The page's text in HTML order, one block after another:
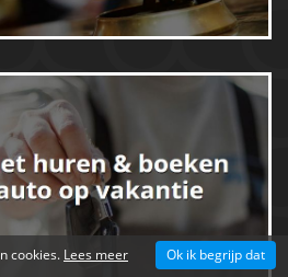
cookies. Lees meer Ok ik begrijp dat